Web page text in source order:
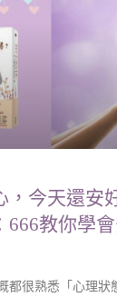
，今天還安
666教你學
都很熟悉「心理狀